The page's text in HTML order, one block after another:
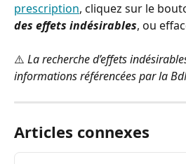
prescription, cliquez sur le
des effets indésirables, ou
⚠️ La recherche d’effets
informations référencées par la
Articles connexes